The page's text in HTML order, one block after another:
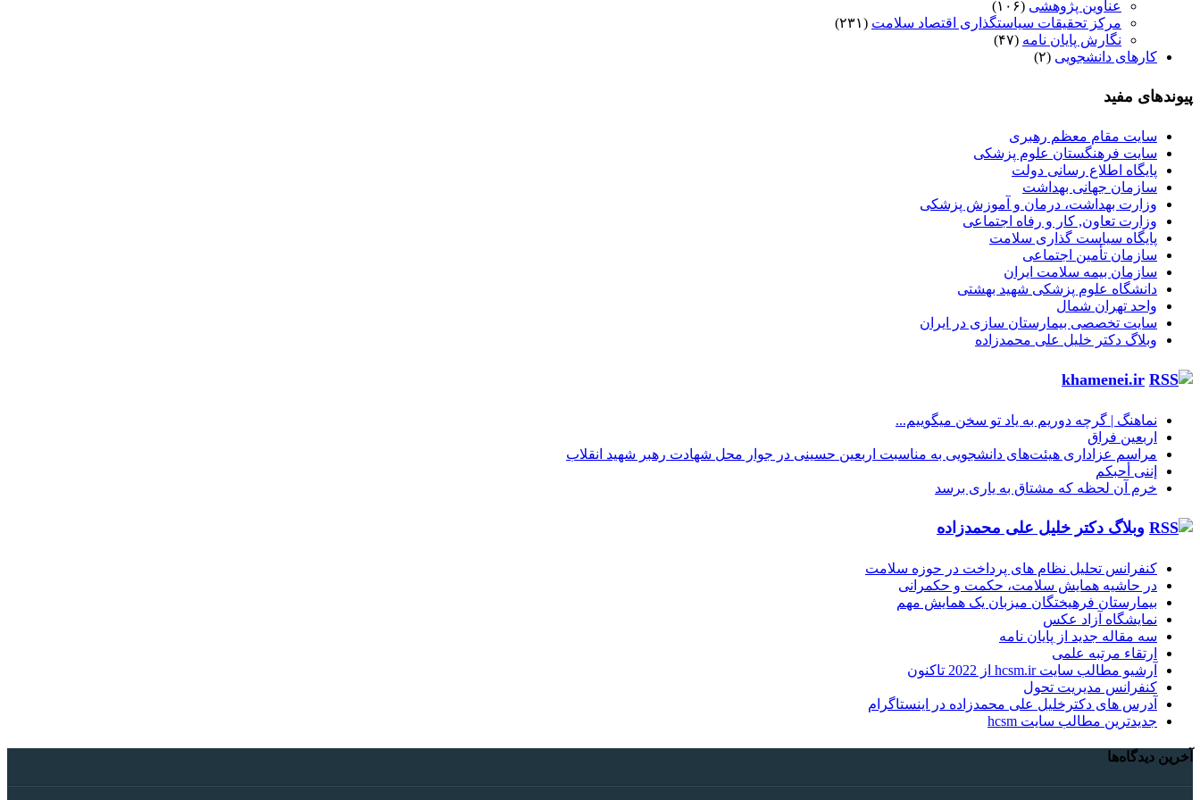
عناوین پژوهشی (۱۰۶)
مرکز تحقیقات سیاستگذاری اقتصاد سلامت (۲۳۱)
نگارش پایان نامه (۴۷)
کارهای دانشجویی (۲)
پیوندهای مفید
سایت مقام معظم رهبری
سایت فرهنگستان علوم پزشکی
پایگاه اطلاع رسانی دولت
سازمان جهانی بهداشت
وزارت بهداشت، درمان و آموزش پزشکی
وزارت تعاون, کار و رفاه اجتماعی
پایگاه سیاست گذاری سلامت
سازمان تأمین اجتماعی
سازمان بیمه سلامت ایران
دانشگاه علوم پزشکی شهید بهشتی
واحد تهران شمال
سایت تخصصی بیمارستان سازی در ایران
وبلاگ دکتر خلیل علی محمدزاده
khamenei.ir
نماهنگ |‌ گرچه دوریم به یاد تو سخن میگوییم...
اربعین فراق
مراسم عزاداری هیئت‌های دانشجویی به مناسبت اربعین حسینی در جوار محل شهادت رهبر شهید انقلاب
إننی أحبکم
خرم آن لحظه که مشتاق به یاری برسد
وبلاگ دکتر خلیل علی محمدزاده
کنفرانس تحلیل نظام های پرداخت در حوزه سلامت
در حاشیه همایش سلامت، حکمت و حکمرانی
بیمارستان فرهیختگان میزبان یک همایش مهم
نمایشگاه آزاد عکس
سه مقاله جدید از پایان نامه
ارتقاء مرتبه علمی
آرشیو مطالب سایت hcsm.ir از 2022 تاکنون
کنفرانس مدیریت تحول
آدرس های دکترخلیل علی محمدزاده در اینستاگرام
جدیدترین مطالب سایت hcsm
آخرین دیدگاه‌ها